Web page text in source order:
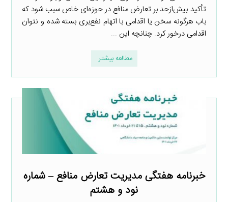
تأکید بیش‌ازحد بر تعارض منافع در حوزه‌ای خاص سبب شود که
باب هرگونه سخن یا اقدامی با اتهام نفع‌بری بسته شده و نتوان
اقدامی درخور کرد. چنانچه این ...
مطالعه بیشتر
خبرنامه هفتگی مدیریت تعارض منافع – شماره
نود و هشتم